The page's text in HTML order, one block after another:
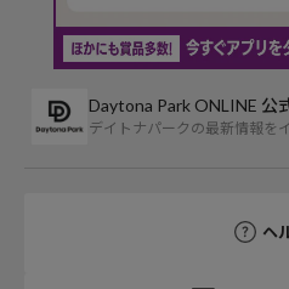
Daytona Park ONLINE 公
デイトナパークの最新情報を
ヘ